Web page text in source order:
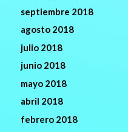
septiembre 2018
agosto 2018
julio 2018
junio 2018
mayo 2018
abril 2018
febrero 2018